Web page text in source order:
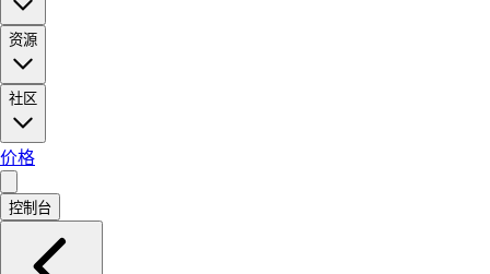
资源
社区
价格
控制台